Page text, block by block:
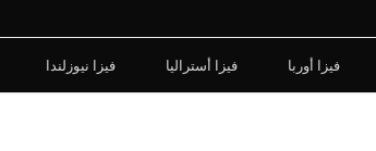
فيزا أوربا فيزا أستراليا فيزا نيوزلندا